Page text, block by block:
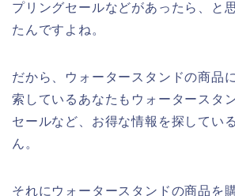
プリングセールなどがあったら、と
たんですよね。
だから、ウォータースタンドの商品
索しているあなたもウォータースタ
セールなど、お得な情報を探してい
ん。
それにウォータースタンドの商品を